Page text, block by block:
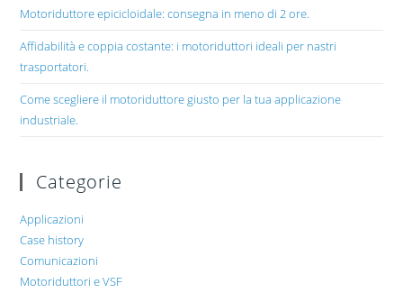
Motoriduttore epicicloidale: consegna in meno di 2 ore.
Affidabilità e coppia costante: i motoriduttori ideali per nastri
trasportatori.
Come scegliere il motoriduttore giusto per la tua applicazione
industriale.
Categorie
Applicazioni
Case history
Comunicazioni
Motoriduttori e VSF